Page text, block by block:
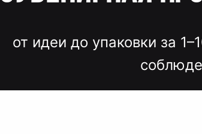
от идеи до упаковки за